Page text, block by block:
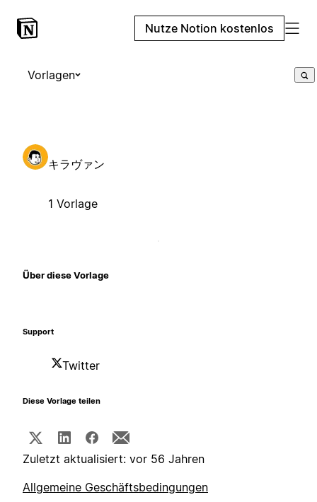
Nutze Notion kostenlos
Vorlagen
キラヴァン
1 Vorlage
Über diese Vorlage
Support
Twitter
Diese Vorlage teilen
Zuletzt aktualisiert: vor 56 Jahren
Allgemeine Geschäftsbedingungen